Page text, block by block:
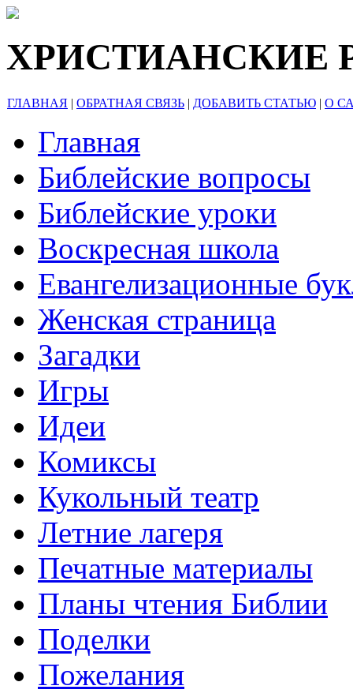
ХРИСТИАНСКИЕ
ГЛАВНАЯ | ОБРАТНАЯ СВЯЗЬ | ДОБАВИТЬ СТАТЬЮ | О
Главная
Библейские вопросы
Библейские уроки
Воскресная школа
Евангелизационные
Женская страница
Загадки
Игры
Идеи
Комиксы
Кукольный театр
Летние лагеря
Печатные материалы
Планы чтения Библии
Поделки
Пожелания